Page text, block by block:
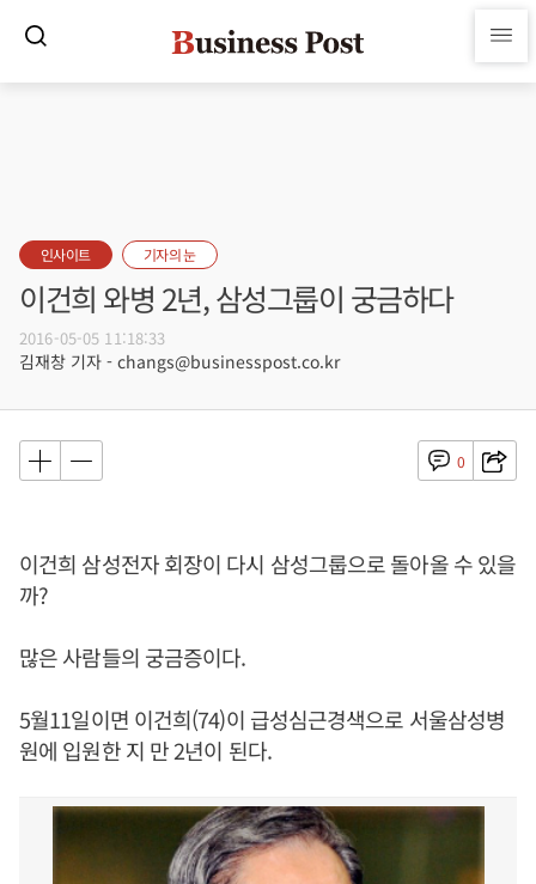
인사이트 기자의 눈
이건희 와병 2년, 삼성그룹이 궁금하다
2016-05-05 11:18:33
김재창 기자 - changs@businesspost.co.kr
0
이건희 삼성전자 회장이 다시 삼성그룹으로 돌아올 수 있을
까?
많은 사람들의 궁금증이다.
5월11일이면 이건희(74)이 급성심근경색으로 서울삼성병
원에 입원한 지 만 2년이 된다.